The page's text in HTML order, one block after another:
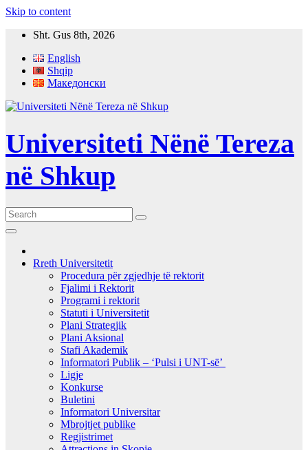
Skip to content
Sht. Gus 8th, 2026
English
Shqip
Македонски
Universiteti Nënë Tereza
në Shkup
Rreth Universitetit
Procedura për zgjedhje të rektorit
Fjalimi i Rektorit
Programi i rektorit
Statuti i Universitetit
Plani Strategjik
Plani Aksional
Stafi Akademik
Informatori Publik – ‘Pulsi i UNT-së’
Ligje
Konkurse
Buletini
Informatori Universitar
Mbrojtjet publike
Regjistrimet